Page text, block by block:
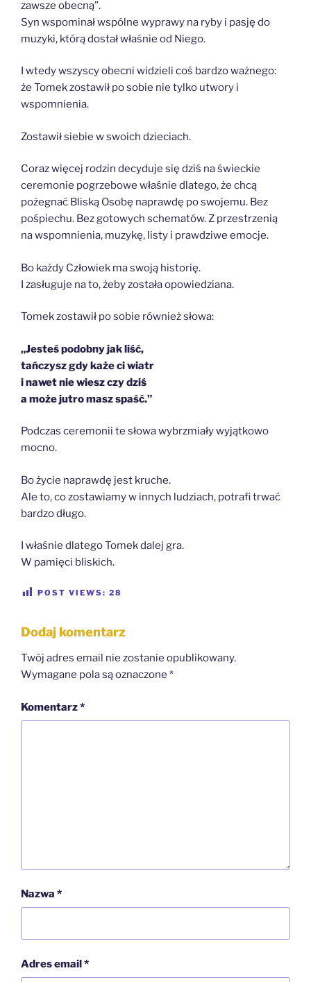
zawsze obecną”.
Syn wspominał wspólne wyprawy na ryby i pasję do
muzyki, którą dostał właśnie od Niego.
I wtedy wszyscy obecni widzieli coś bardzo ważnego:
że Tomek zostawił po sobie nie tylko utwory i
wspomnienia.
Zostawił siebie w swoich dzieciach.
Coraz więcej rodzin decyduje się dziś na świeckie
ceremonie pogrzebowe właśnie dlatego, że chcą
pożegnać Bliską Osobę naprawdę po swojemu. Bez
pośpiechu. Bez gotowych schematów. Z przestrzenią
na wspomnienia, muzykę, listy i prawdziwe emocje.
Bo każdy Człowiek ma swoją historię.
I zasługuje na to, żeby została opowiedziana.
Tomek zostawił po sobie również słowa:
„Jesteś podobny jak liść,
tańczysz gdy każe ci wiatr
i nawet nie wiesz czy dziś
a może jutro masz spaść.”
Podczas ceremonii te słowa wybrzmiały wyjątkowo
mocno.
Bo życie naprawdę jest kruche.
Ale to, co zostawiamy w innych ludziach, potrafi trwać
bardzo długo.
I właśnie dlatego Tomek dalej gra.
W pamięci bliskich.
POST VIEWS: 28
Dodaj komentarz
Twój adres email nie zostanie opublikowany.
Wymagane pola są oznaczone *
Komentarz*
Nazwa *
Adres email*